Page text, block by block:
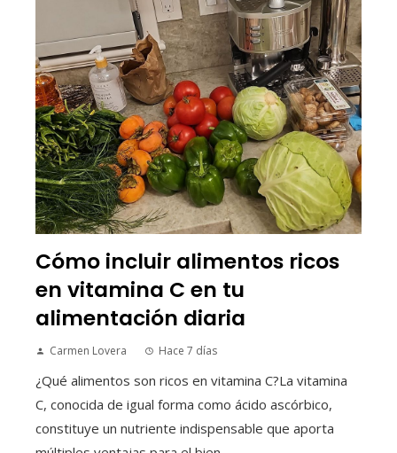
Cómo incluir alimentos ricos
en vitamina C en tu
alimentación diaria
Carmen Lovera Hace 7 días
¿Qué alimentos son ricos en vitamina C?La vitamina
C, conocida de igual forma como ácido ascórbico,
constituye un nutriente indispensable que aporta